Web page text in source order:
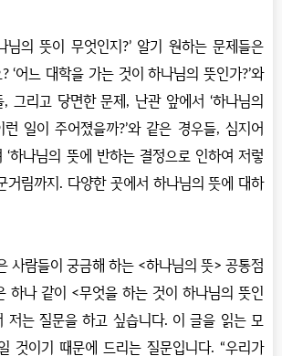
님의 뜻이 무엇인지?’ 알기 원하는 문제들은
‘어느 대학을 가는 것이 하나님의 뜻인가?’와
그리고 당면한 문제, 난관 앞에서 ‘하나님의
일이 주어졌을까?’와 같은 경우들, 심지어
‘하나님의 뜻에 반하는 결정으로 인하여 저렇
거림까지. 다양한 곳에서 하나님의 뜻에 대하
사람들이 궁금해 하는 <하나님의 뜻> 공통점
하나 같이 <무엇을 하는 것이 하나님의 뜻인
저는 질문을 하고 싶습니다. 이 글을 읽는 모
것이기 때문에 드리는 질문입니다. “우리가